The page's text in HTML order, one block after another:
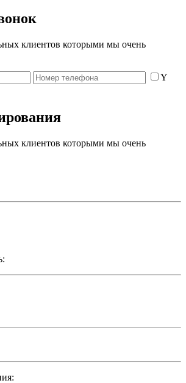
клиентов которыми мы очень
Y
клиентов которыми мы очень